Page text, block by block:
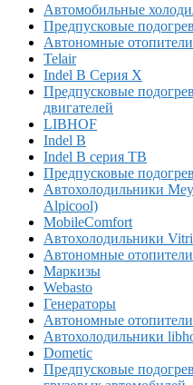
Автомобильные
Предпусковые
Автономные
Telair
Indel B Серия X
Предпусковые
двигателей
LIBHOF
Indel B
Indel B серия TB
Предпусковые
Автохолодильники
Alpicool)
MobileComfort
Автохолодильники
Автономные
Маркизы
Webasto
Генераторы
Автономные
Автохолодильники
Dometic
Предпусковые